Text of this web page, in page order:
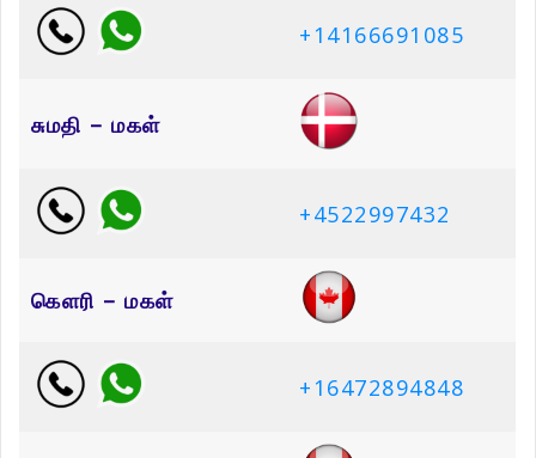
+14166691085
சுமதி – மகள்
+4522997432
கெளரி – மகள்
+16472894848